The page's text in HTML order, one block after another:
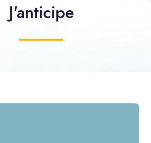
J'anticipe